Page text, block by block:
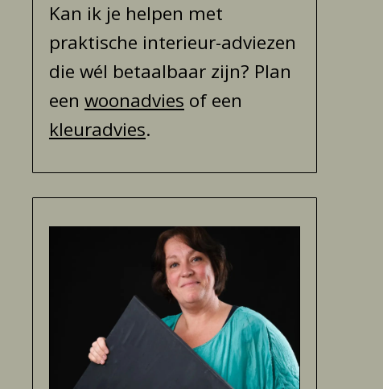
Kan ik je helpen met
praktische interieur-adviezen
die wél betaalbaar zijn? Plan
een woonadvies of een
kleuradvies.